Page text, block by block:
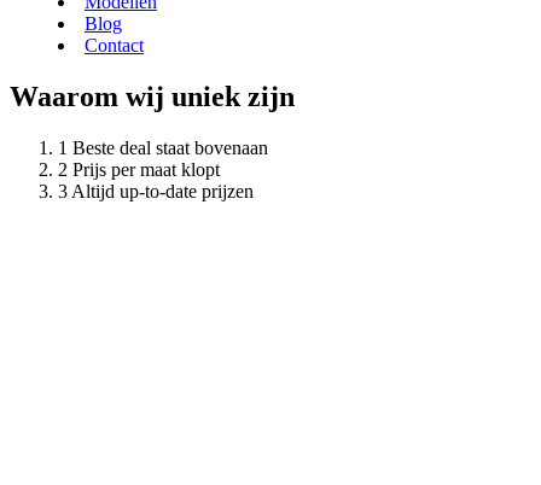
Blog
Contact
Waarom wij uniek zijn
Beste deal staat bovenaan
Prijs per maat klopt
Altijd up-to-date prijzen